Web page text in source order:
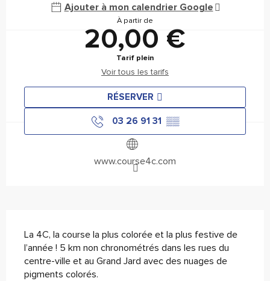
Ajouter à mon calendrier Google
À partir de
20,00 €
Tarif plein
Voir tous les tarifs
RÉSERVER
03 26 91 31 ▒▒
www.course4c.com
La 4C, la course la plus colorée et la plus festive de
l’année ! 5 km non chronométrés dans les rues du
centre-ville et au Grand Jard avec des nuages de
pigments colorés.